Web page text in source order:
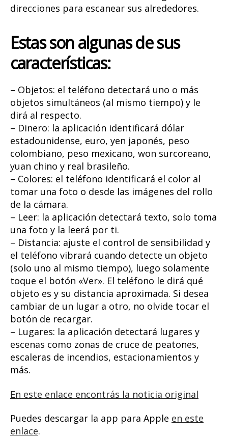
direcciones para escanear sus alrededores.
Estas son algunas de sus
características:
– Objetos: el teléfono detectará uno o más
objetos simultáneos (al mismo tiempo) y le
dirá al respecto.
– Dinero: la aplicación identificará dólar
estadounidense, euro, yen japonés, peso
colombiano, peso mexicano, won surcoreano,
yuan chino y real brasileño.
– Colores: el teléfono identificará el color al
tomar una foto o desde las imágenes del rollo
de la cámara.
– Leer: la aplicación detectará texto, solo toma
una foto y la leerá por ti.
– Distancia: ajuste el control de sensibilidad y
el teléfono vibrará cuando detecte un objeto
(solo uno al mismo tiempo), luego solamente
toque el botón «Ver». El teléfono le dirá qué
objeto es y su distancia aproximada. Si desea
cambiar de un lugar a otro, no olvide tocar el
botón de recargar.
– Lugares: la aplicación detectará lugares y
escenas como zonas de cruce de peatones,
escaleras de incendios, estacionamientos y
más.
En este enlace encontrás la noticia original
Puedes descargar la app para Apple en este
enlace.